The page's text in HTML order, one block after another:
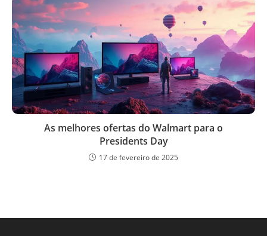
As melhores ofertas do Walmart para o
Presidents Day
17 de fevereiro de 2025